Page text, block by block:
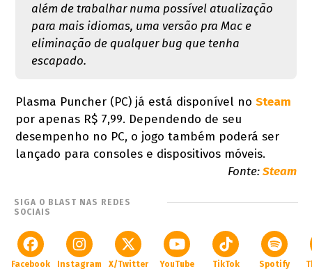
além de trabalhar numa possível atualização
para mais idiomas, uma versão pra Mac e
eliminação de qualquer bug que tenha
escapado.
Plasma Puncher (PC) já está disponível noSteam
por apenas R$ 7,99. Dependendo de seu
desempenho no PC, o jogo também poderá ser
lançado para consoles e dispositivos móveis.
Fonte:Steam
SIGA O BLAST NAS REDES
SOCIAIS
Facebook Instagram X/Twitter YouTube TikTok Spotify